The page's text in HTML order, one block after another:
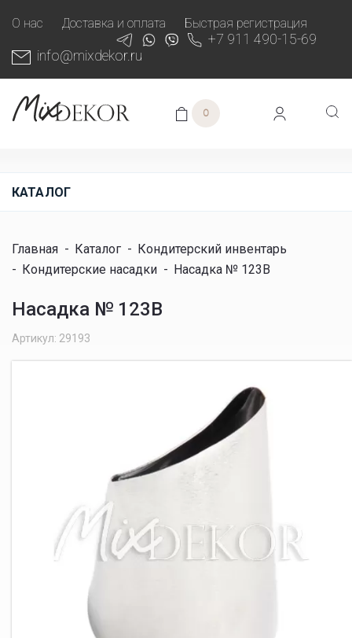
О нас Доставка и оплата Быстрая регистрация
+7 911 490-15-69
info@mixdekor.ru
0
КАТАЛОГ
Главная - Каталог - Кондитерский инвентарь
- Кондитерские насадки - Насадка № 123B
Насадка № 123B
Артикул: 29193